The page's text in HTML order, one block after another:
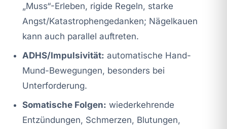
„Muss“-Erleben, rigide Regeln, starke
Angst/Katastrophengedanken; Nägelkauen
kann auch parallel auftreten.
ADHS/Impulsivität: automatische Hand-
Mund-Bewegungen, besonders bei
Unterforderung.
Somatische Folgen: wiederkehrende
Entzündungen, Schmerzen, Blutungen,